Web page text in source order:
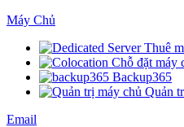
Máy Chủ
Thuê
Chỗ đặt máy
Backup365
Quản
Email